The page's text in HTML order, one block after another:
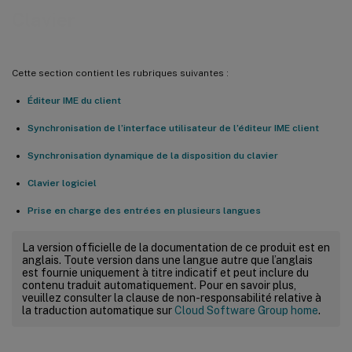
Cette section contient les rubriques suivantes :
Éditeur IME du client
Synchronisation de l’interface utilisateur de l’éditeur IME client
Synchronisation dynamique de la disposition du clavier
Clavier logiciel
Prise en charge des entrées en plusieurs langues
La version officielle de la documentation de ce produit est en
anglais. Toute version dans une langue autre que l’anglais
est fournie uniquement à titre indicatif et peut inclure du
contenu traduit automatiquement. Pour en savoir plus,
veuillez consulter la clause de non-responsabilité relative à
la traduction automatique surCloud Software Group home.